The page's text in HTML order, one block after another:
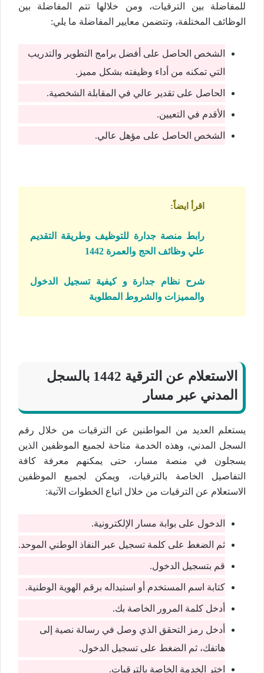
للمفاضلة بين الترقيات، ومن خلالها تتم المفاضلة بين
الوظائف المختلفة، وتتضمن معايير المفاضلة ما يلي:
الشخص الحاصل على أفضل برامج التطوير والتدريب
التي تمكنه من أداء وظيفته بشكل مميز.
الحاصل على تقدير عالي في المقابلة الشخصية.
الأقدم في التعيين.
الشخص الحاصل على مؤهل عالي.
اقرأ ايضاً:
رابط منصة جدارة للتوظيف وطريقة التقديم
علي وظائف الحج والعمرة 1442
شرح نظام جدارة و كيفية تسجيل الدخول
والمميزات والشروط المطلوبة
الاستعلام عن الترقية 1442 بالسجل
المدني عبر مسار
يستعلم العديد من المواطنين عن الترقيات من خلال رقم
السجل المدني، وهذه الخدمة متاحة لجميع الموظفين الذين
يسجلون في منصة مسار، حتى يمكنهم معرفة كافة
التفاصيل الخاصة بالترقيات، ويمكن لجميع الموظفين
الاستعلام عن الترقيات من خلال اتباع الخطوات الآتية:
الدخول على بوابة مسار الإلكترونية.
ثم الضغط على كلمة تسجيل عبر النفاذ الوطني الموحد.
قم بتسجيل الدخول.
كتابة اسم المستخدم أو استبداله برقم الهوية الوطنية.
أدخل كلمة المرور الخاصة بك.
أدخل رمز التحقق الذي وصل في رسالة نصية إلى
هاتفك، ثم الضغط على تسجيل الدخول.
اختر الخدمة الخاصة بالترقيات.